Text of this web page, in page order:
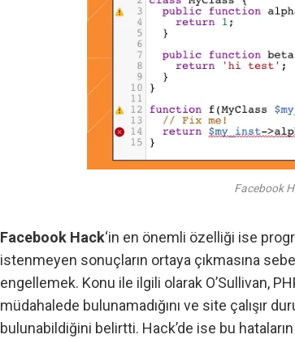
Facebook
Facebook Hack‘in en önemli özelliği ise
istenmeyen sonuçların ortaya çıkmasına
engellemek. Konu ile ilgili olarak O’Sullivan,
müdahalede bulunamadığını ve site çalışır
bulunabildiğini belirtti. Hack’de ise bu